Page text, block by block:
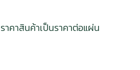
คาสินค้าเป็นราคาต่อแผ่น